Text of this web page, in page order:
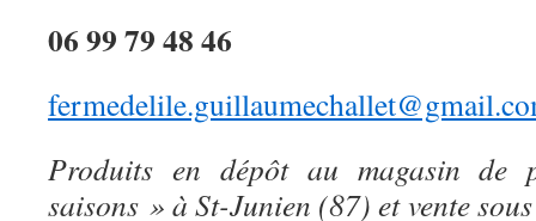
06 99 79 48 46
Produits en dépôt au magasin de
saisons » à St-Junien (87) et vente